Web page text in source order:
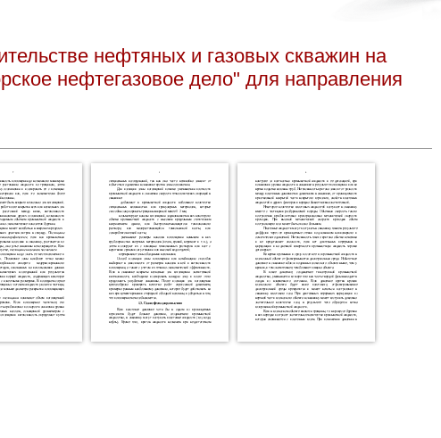
нефтяных и газовых скважин на
нефтегазовое дело" для направления